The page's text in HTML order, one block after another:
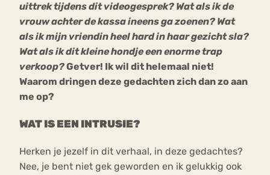
uittrek tijdens dit videogesprek? Wat als ik de
vrouw achter de kassa ineens ga zoenen? Wat
als ik mijn vriendin heel hard in haar gezicht sla?
Wat als ik dit kleine hondje een enorme trap
verkoop?Getver! Ik wil dit helemaal niet!
Waarom dringen deze gedachten zich dan zo aan
me op?
WAT IS EEN INTRUSIE?
Herken je jezelf in dit verhaal, in deze gedachtes?
Nee, je bent niet gek geworden en ik gelukkig ook